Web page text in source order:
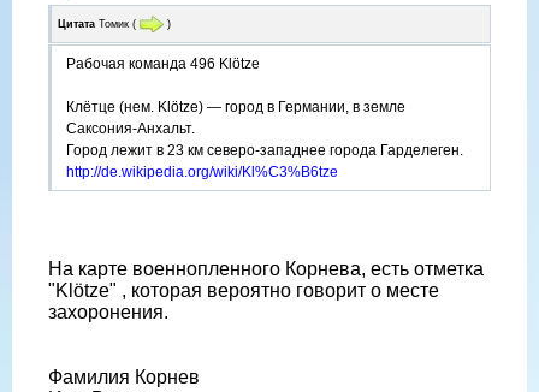
Цитата Томик ( )
Рабочая команда 496 Klötze
Клётце (нем. Klötze) — город в Германии, в земле
Саксония-Анхальт.
Город лежит в 23 км северо-западнее города Гарделеген.
http://de.wikipedia.org/wiki/Kl%C3%B6tze
На карте военнопленного Корнева, есть отметка
"Klötze" , которая вероятно говорит о месте
захоронения.
Фамилия Корнев